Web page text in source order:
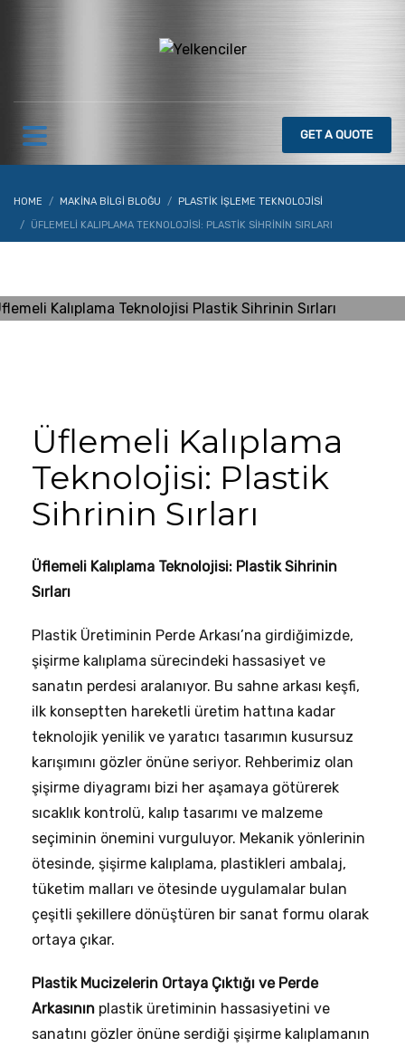
GETA QUOTE
HOME MAKINA BILGI BLOĞU
PLASTIK İŞLEME TEKNOLOJISI
ÜFLEMELI KALIPLAMA TEKNOLOJISI: PLASTIK SIHRININ SIRLARI
Üflemeli Kalıplama
Teknolojisi: Plastik
Sihrinin Sırları
Üflemeli Kalıplama Teknolojisi: Plastik Sihrinin
Sırları
Plastik Üretiminin Perde Arkası’na girdiğimizde,
şişirme kalıplama sürecindeki hassasiyet ve
sanatın perdesi aralanıyor. Bu sahne arkası keşfi,
ilk konseptten hareketli üretim hattına kadar
teknolojik yenilik ve yaratıcı tasarımın kusursuz
karışımını gözler önüne seriyor. Rehberimiz olan
şişirme diyagramı bizi her aşamaya götürerek
sıcaklık kontrolü, kalıp tasarımı ve malzeme
seçiminin önemini vurguluyor. Mekanik yönlerinin
ötesinde, şişirme kalıplama, plastikleri ambalaj,
tüketim malları ve ötesinde uygulamalar bulan
çeşitli şekillere dönüştüren bir sanat formu olarak
ortaya çıkar.
Plastik Mucizelerin Ortaya Çıktığı ve Perde
Arkasının plastik üretiminin hassasiyetini ve
sanatını gözler önüne serdiği şişirme kalıplamanın